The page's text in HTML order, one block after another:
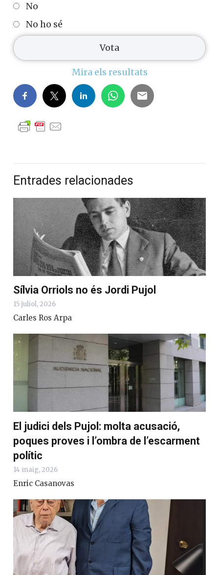
No
No ho sé
Mira els resultats
Entrades relacionades
Sílvia Orriols no és Jordi Pujol
15 juliol, 2026
Carles Ros Arpa
El judici dels Pujol: molta acusació,
poques proves i l’ombra de l’escarment
polític
14 maig, 2026
Enric Casanovas